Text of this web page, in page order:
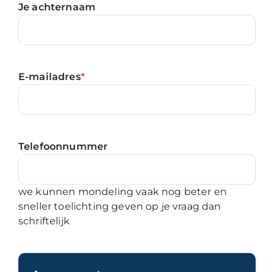
Je achternaam
E-mailadres*
Telefoonnummer
we kunnen mondeling vaak nog beter en
sneller toelichting geven op je vraag dan
schriftelijk